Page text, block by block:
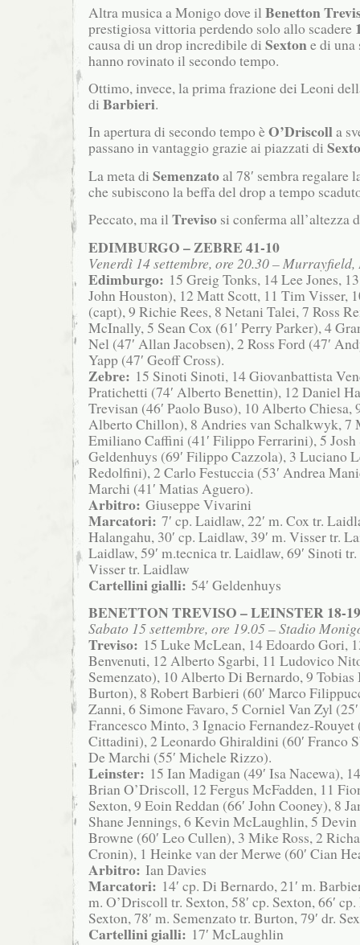
Altra musica a Monigo dove il Benetton
prestigiosa vittoria perdendo solo allo scadere
causa di un drop incredibile di Sextone di
hanno rovinato il secondo tempo.
Ottimo, invece, la prima frazione dei Leoni
di Barbieri.
In apertura di secondo tempo èO’Driscolla
passano in vantaggio grazie ai piazzati di
La meta di Semenzatoal 78′ sembra
che subiscono la beffa del drop a tempo
Peccato, ma il Treviso si conferma all’altezza
EDIMBURGO – ZEBRE 41-10
Venerdì 14 settembre, ore 20.30 –
Edimburgo: 15 Greig Tonks, 14 Lee Jones,
John Houston), 12 Matt Scott, 11 Tim Visser,
(capt), 9 Richie Rees, 8 Netani Talei, 7 Ross
McInally, 5 Sean Cox (61′ Perry Parker), 4
Nel (47′ Allan Jacobsen), 2 Ross Ford (47′
Yapp (47′ Geoff Cross).
Zebre: 15 Sinoti Sinoti, 14 Giovanbattista
Pratichetti (74′ Alberto Benettin), 12 Daniel
Trevisan (46′ Paolo Buso), 10 Alberto Chiesa,
Alberto Chillon), 8 Andries van Schalkwyk, 7
Emiliano Caffini (41′ Filippo Ferrarini), 5
Geldenhuys (69′ Filippo Cazzola), 3 Luciano
Redolfini), 2 Carlo Festuccia (53′ Andrea
Marchi (41′ Matias Aguero).
Arbitro: Giuseppe Vivarini
Marcatori: 7′ cp. Laidlaw, 22′ m. Cox tr.
Halangahu, 30′ cp. Laidlaw, 39′ m. Visser tr.
Laidlaw, 59′ m.tecnica tr. Laidlaw, 69′ Sinoti
Visser tr. Laidlaw
Cartellini gialli: 54′ Geldenhuys
BENETTON TREVISO – LEINSTER 18-19
Sabato 15 settembre, ore 19.05 – Stadio
Treviso: 15 Luke McLean, 14 Edoardo Gori,
Benvenuti, 12 Alberto Sgarbi, 11 Ludovico
Semenzato), 10 Alberto Di Bernardo, 9 Tobias
Burton), 8 Robert Barbieri (60′ Marco
Zanni, 6 Simone Favaro, 5 Corniel Van Zyl
Francesco Minto, 3 Ignacio Fernandez-Rouyet
Cittadini), 2 Leonardo Ghiraldini (60′ Franco
De Marchi (55′ Michele Rizzo).
Leinster: 15 Ian Madigan (49′ Isa Nacewa),
Brian O’Driscoll, 12 Fergus McFadden, 11
Sexton, 9 Eoin Reddan (66′ John Cooney), 8
Shane Jennings, 6 Kevin McLaughlin, 5 Devin
Browne (60′ Leo Cullen), 3 Mike Ross, 2
Cronin), 1 Heinke van der Merwe (60′ Cian
Arbitro: Ian Davies
Marcatori: 14′ cp. Di Bernardo, 21′ m.
m. O’Driscoll tr. Sexton, 58′ cp. Sexton, 66′
Sexton, 78′ m. Semenzato tr. Burton, 79′ dr.
Cartellini gialli: 17′ McLaughlin